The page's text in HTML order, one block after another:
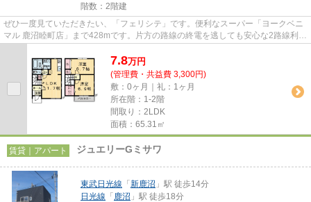
階数：2階建
ぜひ一度見ていただきたい、「フェリシテ」です。便利なスーパー「ヨークベニ
マル 鹿沼睦町店」まで428mです。片方の路線の終電を逃しても安心な2路線利用
7.8万円
(管理費・共益費 3,300円)
敷：0ヶ月｜礼：1ヶ月
所在階：1-2階
間取り：2LDK
面積：65.31㎡
賃貸｜アパート ジュエリーGミサワ
東武日光線 「 新鹿沼 」駅 徒歩14分
日光線 「 鹿沼 」駅 徒歩18分